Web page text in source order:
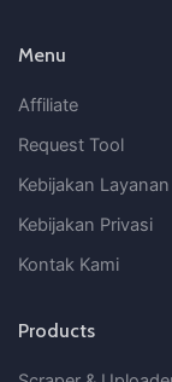
Menu
Affiliate
Request Tool
Kebijakan Layanan
Kebijakan Privasi
Kontak Kami
Products